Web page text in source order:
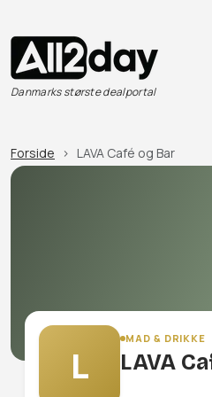
Danmarks største dealportal
Forside LAVA Café og Bar
L
MAD & DRIKKE
LAVA